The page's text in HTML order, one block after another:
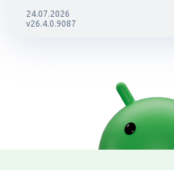
24.07.2026
v26.4.0.9087